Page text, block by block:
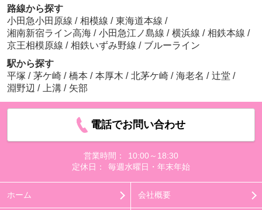
路線から探す
小田急小田原線 / 相模線 / 東海道本線 /
湘南新宿ライン高海 / 小田急江ノ島線 / 横浜線 / 相鉄本線 /
京王相模原線 / 相鉄いずみ野線 / ブルーライン
駅から探す
平塚 / 茅ケ崎 / 橋本 / 本厚木 / 北茅ケ崎 / 海老名 / 辻堂 /
淵野辺 / 上溝 / 矢部
電話でお問い合わせ
営業時間：
10:00～18:30
定休日：
毎週水曜日・年末年始
ホーム 会社概要